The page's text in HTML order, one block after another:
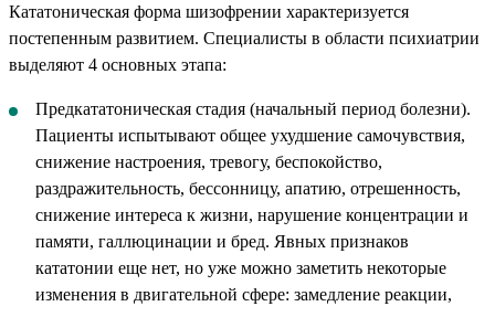
Кататоническая форма шизофрении характеризуется
постепенным развитием. Специалисты в области психиатрии
выделяют 4 основных этапа:
Предкататоническая стадия (начальный период болезни).
Пациенты испытывают общее ухудшение самочувствия,
снижение настроения, тревогу, беспокойство,
раздражительность, бессонницу, апатию, отрешенность,
снижение интереса к жизни, нарушение концентрации и
памяти, галлюцинации и бред. Явных признаков
кататонии еще нет, но уже можно заметить некоторые
изменения в двигательной сфере: замедление реакции,